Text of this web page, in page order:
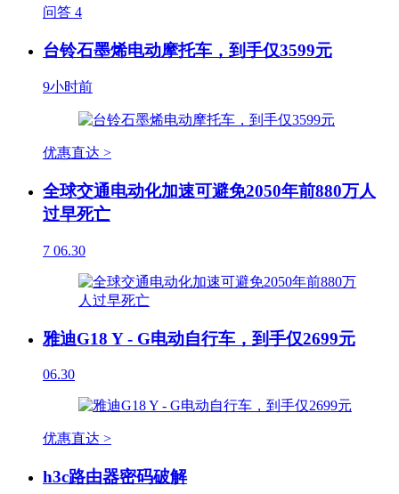
问答 4
台铃石墨烯电动摩托车，到手仅3599元
9小时前
优惠直达 >
全球交通电动化加速可避免2050年前880万人
过早死亡
7 06.30
雅迪G18 Y - G电动自行车，到手仅2699元
06.30
优惠直达 >
h3c路由器密码破解